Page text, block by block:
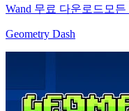
Wand 무료 다운로드 모든
Geometry Dash